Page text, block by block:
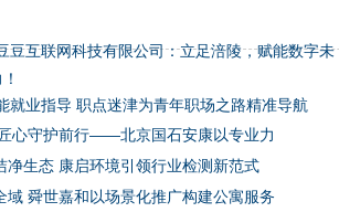
豆互联网科技有限公司：立足涪陵，赋能数字未
就业指导 职点迷津为青年职场之路精准导航
心守护前行——北京国石安康以专业力
净生态 康启环境引领行业检测新范式
域 舜世嘉和以场景化推广构建公寓服务